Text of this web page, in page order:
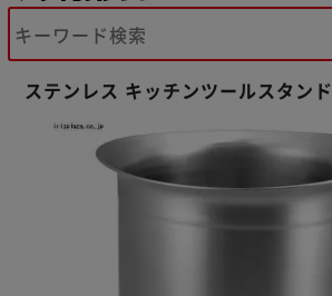
ステンレス キッチンツールスタンド
※ご確認ください